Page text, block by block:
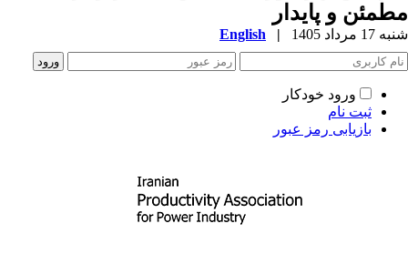
و پایدار
مرداد 1405 |
English
ورود خودکار
ثبت نام
بازیابی رمز عبور